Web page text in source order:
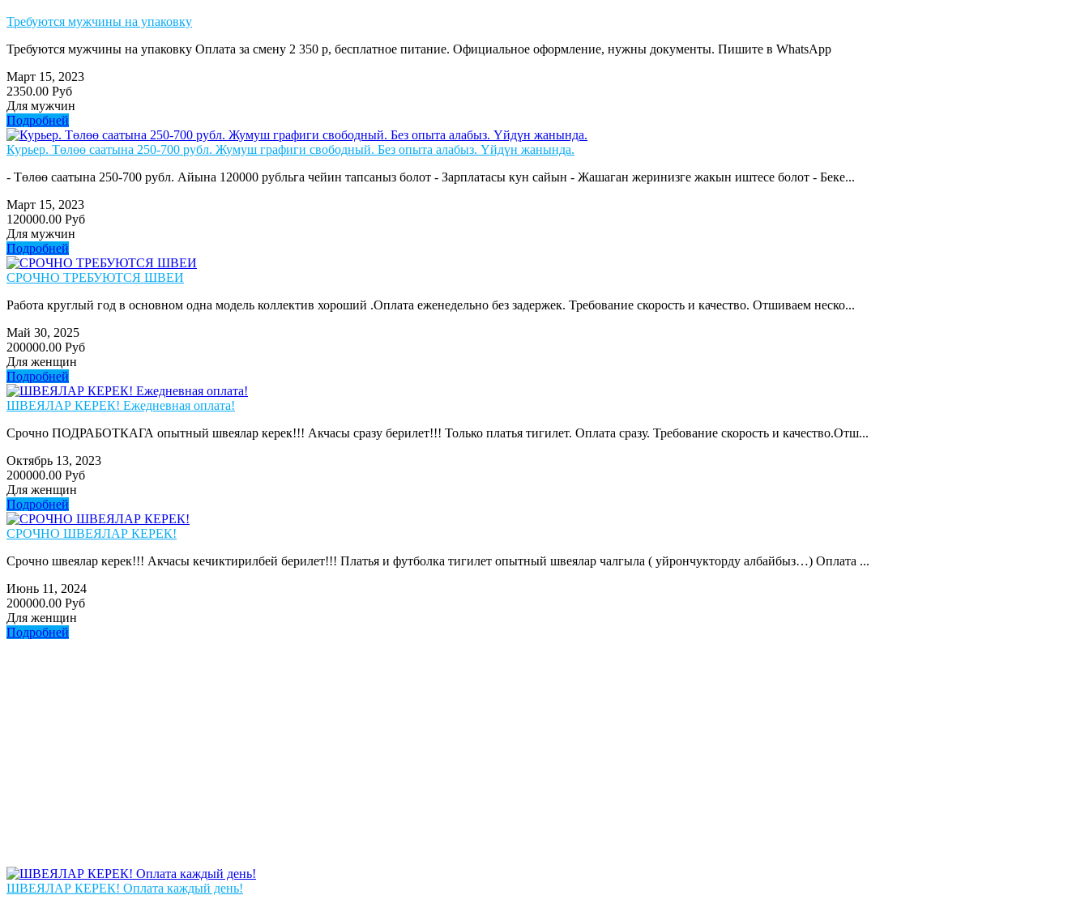
Требуются мужчины на упаковку
Требуются мужчины на упаковку Оплата за смену 2 350 р, бесплатное питание. Официальное оформление, нужны документы. Пишите в WhatsApp
Март 15, 2023
2350.00 Руб
Для мужчин
Подробней
Курьер. Төлөө саатына 250-700 рубл. Жумуш графиги свободный. Без опыта алабыз. Үйдүн жанында.
- Төлөө саатына 250-700 рубл. Айына 120000 рубльга чейин тапсаныз болот - Зарплатасы кун сайын - Жашаган жеринизге жакын иштесе болот - Беке...
Март 15, 2023
120000.00 Руб
Для мужчин
Подробней
СРОЧНО ТРЕБУЮТСЯ ШВЕИ
Работа круглый год в основном одна модель коллектив хороший .Оплата еженедельно без задержек. Требование скорость и качество. Отшиваем неско...
Май 30, 2025
200000.00 Руб
Для женщин
Подробней
ШВЕЯЛАР КЕРЕК! Ежедневная оплата!
Срочно ПОДРАБОТКАГА опытный швеялар керек!!! Акчасы сразу берилет!!! Только платья тигилет. Оплата сразу. Требование скорость и качество.Отш...
Октябрь 13, 2023
200000.00 Руб
Для женщин
Подробней
СРОЧНО ШВЕЯЛАР КЕРЕК!
Срочно швеялар керек!!! Акчасы кечиктирилбей берилет!!! Платья и футболка тигилет опытный швеялар чалгыла ( уйрончукторду албайбыз…) Оплата ...
Июнь 11, 2024
200000.00 Руб
Для женщин
Подробней
ШВЕЯЛАР КЕРЕК! Оплата каждый день!